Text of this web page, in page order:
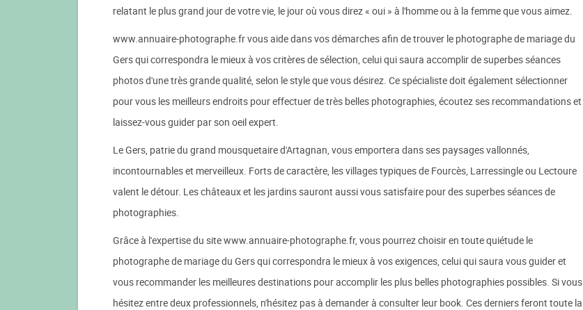
relatant le plus grand jour de votre vie, le jour où vous direz « oui » à l'homme ou à la femme que vous aimez.
www.annuaire-photographe.fr vous aide dans vos démarches afin de trouver le photographe de mariage du
Gers qui correspondra le mieux à vos critères de sélection, celui qui saura accomplir de superbes séances
photos d'une très grande qualité, selon le style que vous désirez. Ce spécialiste doit également sélectionner
pour vous les meilleurs endroits pour effectuer de très belles photographies, écoutez ses recommandations et
laissez-vous guider par son oeil expert.
Le Gers, patrie du grand mousquetaire d'Artagnan, vous emportera dans ses paysages vallonnés,
incontournables et merveilleux. Forts de caractère, les villages typiques de Fourcès, Larressingle ou Lectoure
valent le détour. Les châteaux et les jardins sauront aussi vous satisfaire pour des superbes séances de
photographies.
Grâce à l'expertise du site www.annuaire-photographe.fr, vous pourrez choisir en toute quiétude le
photographe de mariage du Gers qui correspondra le mieux à vos exigences, celui qui saura vous guider et
vous recommander les meilleures destinations pour accomplir les plus belles photographies possibles. Si vous
hésitez entre deux professionnels, n'hésitez pas à demander à consulter leur book. Ces derniers feront toute la